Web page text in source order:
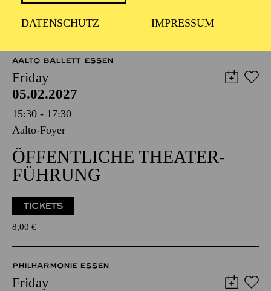
DATENSCHUTZ IMPRESSUM
12,00€
AALTO BALLETT ESSEN
Friday
05.02.2027
15:30 - 17:30
Aalto-Foyer
ÖFFENTLICHE THEATER­
FÜHRUNG
TICKETS
8,00 €
PHILHARMONIE ESSEN
Friday